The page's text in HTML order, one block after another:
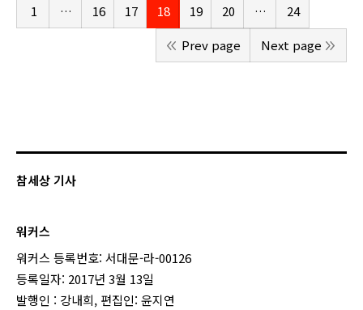
1 … 16 17 18 19 20 …
24
Prev page
Next page
참세상 기사
워커스
워커스 등록번호: 서대문-라-00126
등록일자: 2017년 3월 13일
발행인 : 강내희, 편집인: 윤지연